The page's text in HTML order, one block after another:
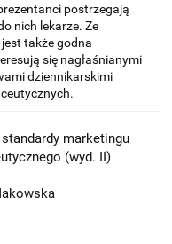
postrzegają
nich lekarze. Ze
także godna
się nagłaśnianymi
dziennikarskimi
marketingu
(wyd. II)